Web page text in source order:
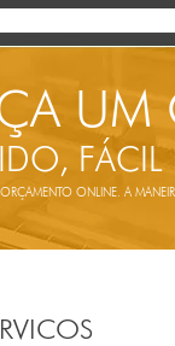
UM
ONLINE. A